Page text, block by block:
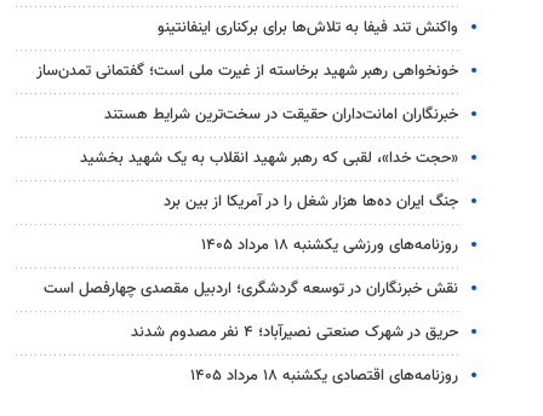
واکنش تند فیفا به تلاش‌ها برای برکناری اینفانتینو
خونخواهی رهبر شهید برخاسته از غیرت ملی است؛ گفتمانی تمدن‌ساز
خبرنگاران امانت‌داران حقیقت در سخت‌ترین شرایط هستند
«حجت خدا»، لقبی که رهبر شهید انقلاب به یک شهید بخشید
جنگ ایران ده‌ها هزار شغل را در آمریکا از بین برد
روزنامه‌های ورزشی یکشنبه ۱۸ مرداد ۱۴۰۵
نقش خبرنگاران در توسعه گردشگری؛ اردبیل مقصدی چهارفصل است
حریق در شهرک صنعتی نصیرآباد؛ ۴ نفر مصدوم شدند
روزنامه‌های اقتصادی یکشنبه ۱۸ مرداد ۱۴۰۵